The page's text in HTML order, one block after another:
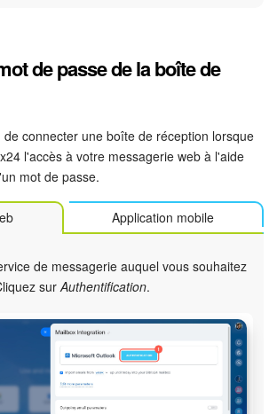
de passe de la boîte de
connecter une boîte de réception lorsque
l'accès à votre messagerie web à l'aide
mot de passe.
Application mobile
de messagerie auquel vous souhaitez
surAuthentification.